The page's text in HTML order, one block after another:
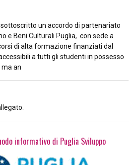
sottoscritto un accordo di partenariato
e Beni Culturali Puglia, con sede a
di alta formazione finanziati dal
a tutti gli studenti in possesso
an
informativo di Puglia Sviluppo